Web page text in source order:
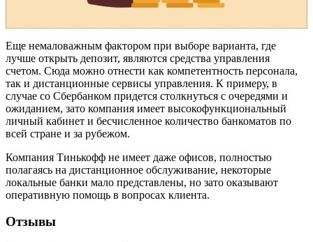
Еще немаловажным фактором при выборе варианта, где
лучше открыть депозит, являются средства управления
счетом. Сюда можно отнести как компетентность персонала,
так и дистанционные сервисы управления. К примеру, в
случае со Сбербанком придется столкнуться с очередями и
ожиданием, зато компания имеет высокофункциональный
личный кабинет и бесчисленное количество банкоматов по
всей стране и за рубежом.
Компания Тинькофф не имеет даже офисов, полностью
полагаясь на дистанционное обслуживание, некоторые
локальные банки мало представлены, но зато оказывают
оперативную помощь в вопросах клиента.
Отзывы